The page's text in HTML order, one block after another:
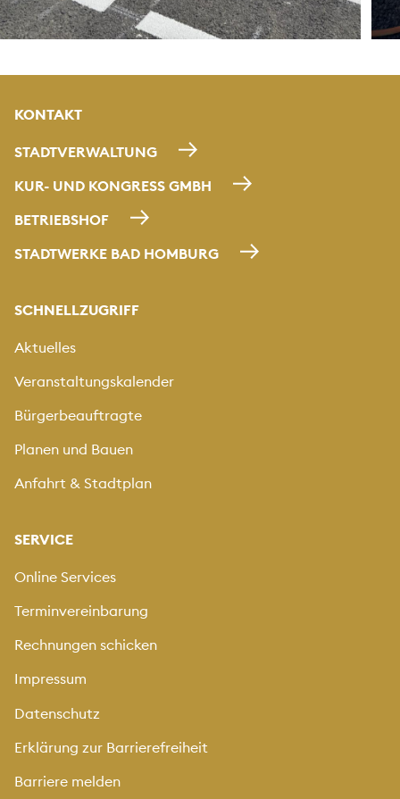
KONTAKT
STADTVERWALTUNG
KUR- UND KONGRESS GMBH
BETRIEBSHOF
STADTWERKE BAD HOMBURG
SCHNELLZUGRIFF
Aktuelles
Veranstaltungskalender
Bürgerbeauftragte
Planen und Bauen
Anfahrt & Stadtplan
SERVICE
Online Services
Terminvereinbarung
Rechnungen schicken
Impressum
Datenschutz
Erklärung zur Barrierefreiheit
Barriere melden